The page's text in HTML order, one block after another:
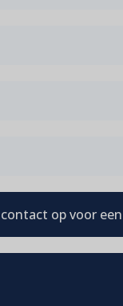
op voor